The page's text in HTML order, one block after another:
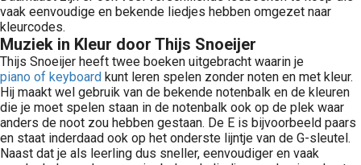
vaak eenvoudige en bekende liedjes hebben omgezet naar
kleurcodes.
Muziek in Kleur door Thijs Snoeijer
Thijs Snoeijer heeft twee boeken uitgebracht waarin je
piano of keyboard kunt leren spelen zonder noten en met kleur.
Hij maakt wel gebruik van de bekende notenbalk en de kleuren
die je moet spelen staan in de notenbalk ook op de plek waar
anders de noot zou hebben gestaan. De E is bijvoorbeeld paars
en staat inderdaad ook op het onderste lijntje van de G-sleutel.
Naast dat je als leerling dus sneller, eenvoudiger en vaak